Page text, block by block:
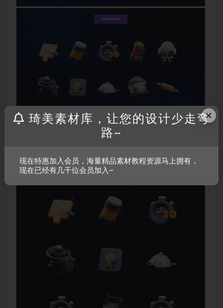
×
琦美素材库，让您的设计少走弯
路~
现在特惠加入会员，海量精品素材教程资源马上拥有，
现在已经有几千位会员加入~